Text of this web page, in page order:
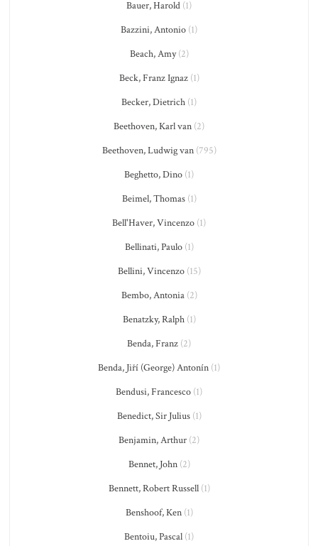
Bauer, Harold (1)
Bazzini, Antonio (1)
Beach, Amy(2)
Beck, Franz Ignaz(1)
Becker, Dietrich (1)
Beethoven, Karl van (2)
Beethoven, Ludwig van(795)
Beghetto, Dino (1)
Beimel, Thomas(1)
Bell'Haver, Vincenzo (1)
Bellinati, Paulo(1)
Bellini, Vincenzo(15)
Bembo, Antonia(2)
Benatzky, Ralph(1)
Benda, Franz (2)
Benda, Jiří (George) Antonín (1)
Bendusi, Francesco (1)
Benedict, Sir Julius(1)
Benjamin, Arthur (2)
Bennet, John(2)
Bennett, Robert Russell(1)
Benshoof, Ken(1)
Bentoiu, Pascal (1)